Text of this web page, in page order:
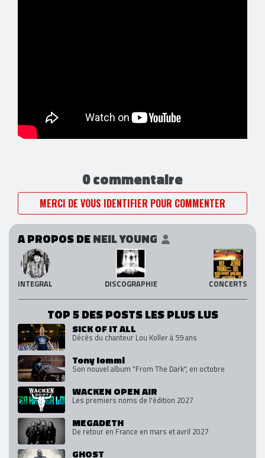
0 commentaire
MERCI DE VOUS IDENTIFIER POUR COMMENTER
A PROPOS DENEIL YOUNG
INTEGRAL DISCOGRAPHIE CONCERTS
TOP 5 DES POSTS LES PLUS LUS
SICK OF IT ALL
Décès du chanteur Lou Koller à 59 ans
Tony Iommi
Son nouvel album "From The Dark", en octobre
WACKEN OPEN AIR
Les premiers noms de l'édition 2027
MEGADETH
De retour en France en mars et avril 2027
GHOST